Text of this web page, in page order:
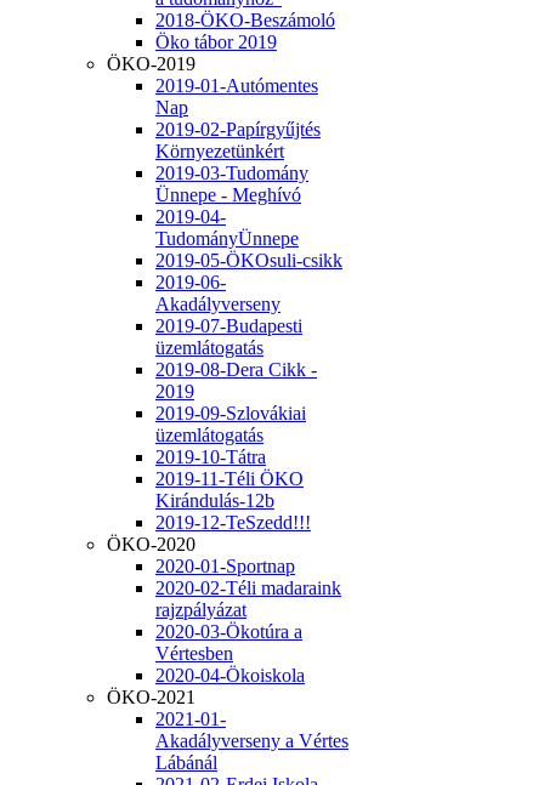
2018-ÖKO-Beszámoló
Öko tábor 2019
ÖKO-2019
2019-01-Autómentes
Nap
2019-02-Papírgyűjtés
Környezetünkért
2019-03-Tudomány
Ünnepe - Meghívó
2019-04-
TudományÜnnepe
2019-05-ÖKOsuli-csikk
2019-06-
Akadályverseny
2019-07-Budapesti
üzemlátogatás
2019-08-Dera Cikk -
2019
2019-09-Szlovákiai
üzemlátogatás
2019-10-Tátra
2019-11-Téli ÖKO
Kirándulás-12b
2019-12-TeSzedd!!!
ÖKO-2020
2020-01-Sportnap
2020-02-Téli madaraink
rajzpályázat
2020-03-Ökotúra a
Vértesben
2020-04-Ökoiskola
ÖKO-2021
2021-01-
Akadályverseny a Vértes
Lábánál